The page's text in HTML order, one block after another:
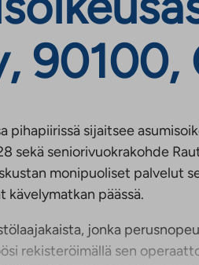
90100,
pihapiirissä sijaitsee
sekä seniorivuokrakohde
monipuoliset palvelut
kävelymatkan päässä.
jonka
rekisteröimällä sen